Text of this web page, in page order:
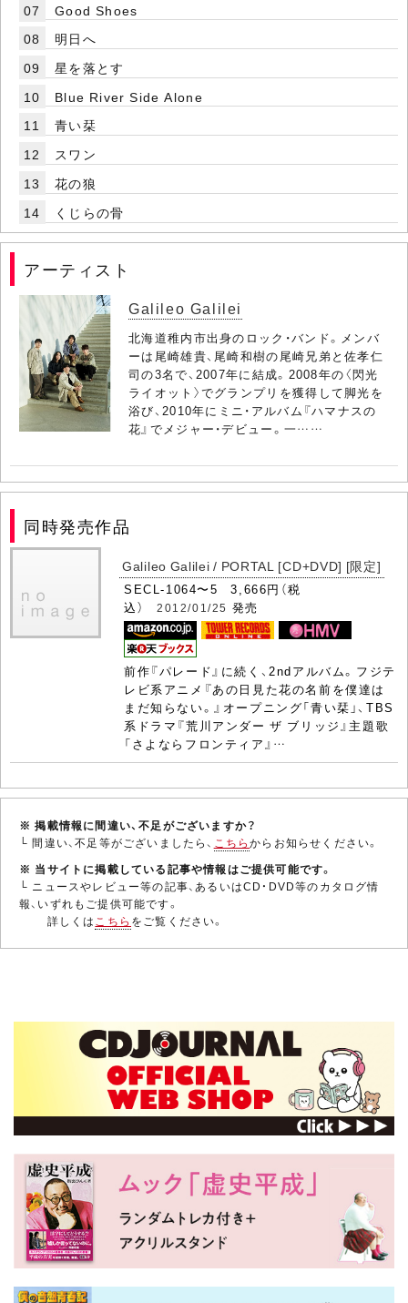
07
Good Shoes
08
明日へ
09
星を落とす
10
Blue River Side Alone
11
青い栞
12
スワン
13
花の狼
14
くじらの骨
アーティスト
Galileo Galilei
北海道稚内市出身のロック・バンド。メンバ
ーは尾崎雄貴、尾崎和樹の尾崎兄弟と佐孝仁
司の3名で、2007年に結成。2008年の〈閃光
ライオット〉でグランプリを獲得して脚光を
浴び、2010年にミニ・アルバム『ハマナスの
花』でメジャー・デビュー。一……
同時発売作品
Galileo Galilei / PORTAL [CD+DVD] [限定]
SECL-1064〜5 3,666円（税
込） 2012/01/25 発売
前作『パレード』に続く、2ndアルバム。フジテ
レビ系アニメ『あの日見た花の名前を僕達は
まだ知らない。』オープニング「青い栞」、TBS
系ドラマ『荒川アンダー ザ ブリッジ』主題歌
「さよならフロンティア』…
※ 掲載情報に間違い、不足がございますか？
└ 間違い、不足等がございましたら、 こちらからお知らせください。
※ 当サイトに掲載している記事や情報はご提供可能です。
└ ニュースやレビュー等の記事、あるいはCD・DVD等のカタログ情
報、いずれもご提供可能です。
詳しくはこちら をご覧ください。